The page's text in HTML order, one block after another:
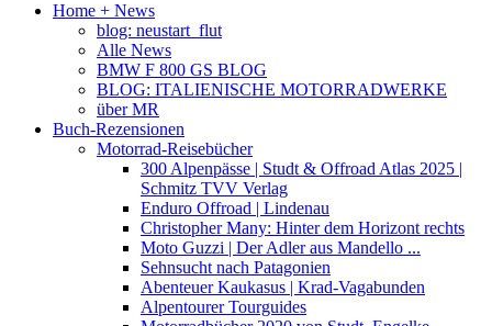
Home + News
blog: neustart_flut
Alle News
BMW F 800 GS BLOG
BLOG: ITALIENISCHE MOTORRADWERKE
über MR
Buch-Rezensionen
Motorrad-Reisebücher
300 Alpenpässe | Studt & Offroad Atlas 2025 |
Schmitz TVV Verlag
Enduro Offroad | Lindenau
Christopher Many: Hinter dem Horizont rechts
Moto Guzzi | Der Adler aus Mandello ...
Sehnsucht nach Patagonien
Abenteuer Kaukasus | Krad-Vagabunden
Alpentourer Tourguides